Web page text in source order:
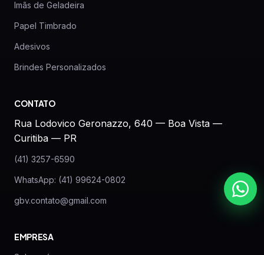
Imãs de Geladeira
Papel Timbrado
Adesivos
Brindes Personalizados
CONTATO
Rua Lodovico Geronazzo, 640 — Boa Vista —
Curitiba — PR
(41) 3257-6590
WhatsApp: (41) 99624-0802
gbv.contato@gmail.com
EMPRESA